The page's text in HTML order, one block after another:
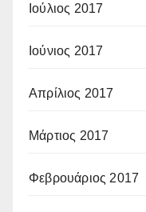
Ιούλιος 2017
Ιούνιος 2017
Απρίλιος 2017
Μάρτιος 2017
Φεβρουάριος 2017